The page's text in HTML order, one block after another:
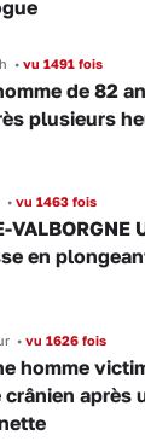
•vu 1491 fois
de 82
plusieurs
•vu 1463 fois
VALBORGNE
en
•vu 1626 fois
homme
après